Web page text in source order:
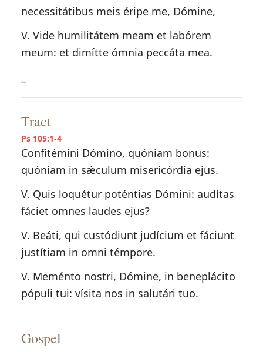
necessitátibus meis éripe me, Dómine,
V. Vide humilitátem meam et labórem
meum: et dimítte ómnia peccáta mea.
Tract
Ps 105:1-4
Confitémini Dómino, quóniam bonus:
quóniam in sǽculum misericórdia ejus.
V. Quis loquétur poténtias Dómini: audítas
fáciet omnes laudes ejus?
V. Beáti, qui custódiunt judícium et fáciunt
justítiam in omni témpore.
V. Meménto nostri, Dómine, in beneplácito
pópuli tui: vísita nos in salutári tuo.
Gospel